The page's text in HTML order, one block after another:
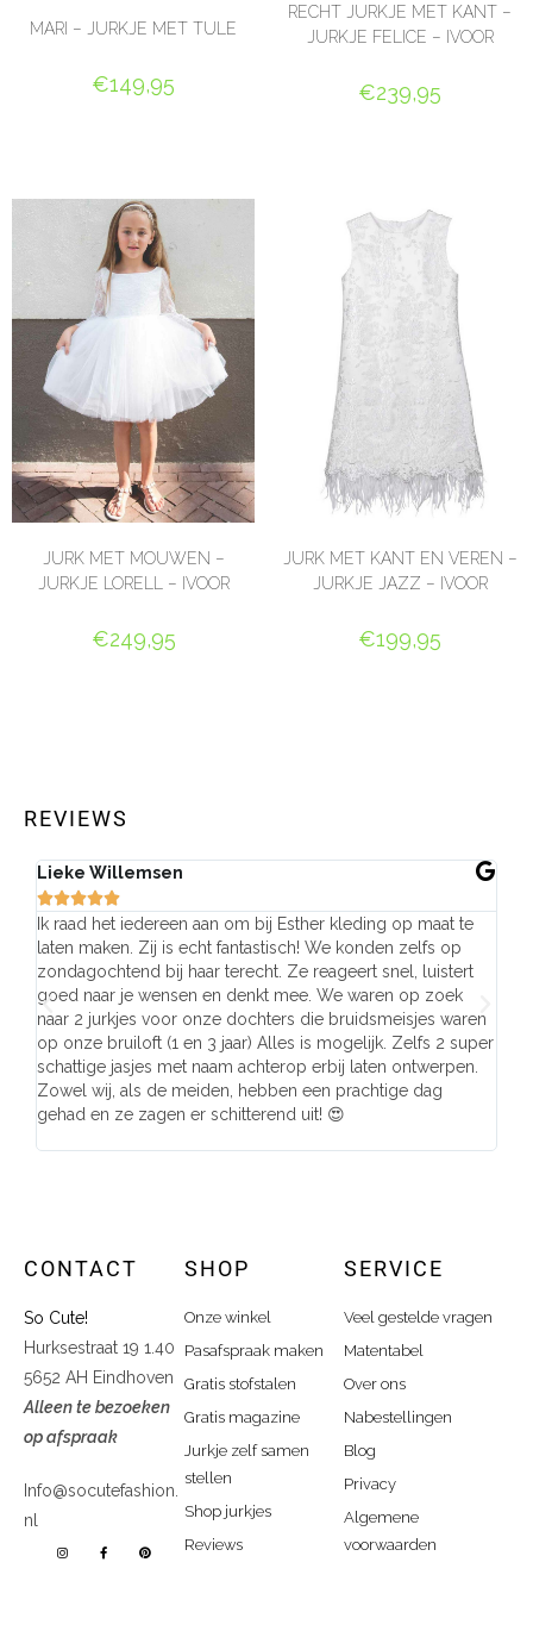
MARI – JURKJE MET TULE
€149,95
RECHT JURKJE MET KANT –
JURKJE FELICE – IVOOR
€239,95
JURK MET MOUWEN –
JURKJE LORELL – IVOOR
€249,95
JURK MET KANT EN VEREN –
JURKJE JAZZ – IVOOR
€199,95
REVIEWS
Lieke Willemsen

Ik raad het iedereen aan om bij Esther kleding op maat te
laten maken. Zij is echt fantastisch! We konden zelfs op
zondagochtend bij haar terecht. Ze reageert snel, luistert
goed naar je wensen en denkt mee. We waren op zoek
naar 2 jurkjes voor onze dochters die bruidsmeisjes waren
op onze bruiloft (1 en 3 jaar) Alles is mogelijk. Zelfs 2 super
schattige jasjes met naam achterop erbij laten ontwerpen.
Zowel wij, als de meiden, hebben een prachtige dag
gehad en ze zagen er schitterend uit! 😍
CONTACT
So Cute!
Hurksestraat 19 1.40
5652 AH Eindhoven
Alleen te bezoeken
op afspraak
Info@socutefashion.
nl
SHOP
Onze winkel
Pasafspraak maken
Gratis stofstalen
Gratis magazine
Jurkje zelf samen
stellen
Shop jurkjes
Reviews
SERVICE
Veel gestelde vragen
Matentabel
Over ons
Nabestellingen
Blog
Privacy
Algemene
voorwaarden